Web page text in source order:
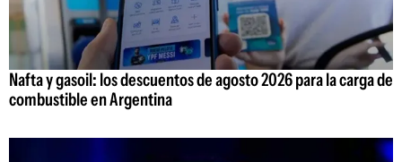
Nafta y gasoil: los descuentos de agosto 2026 para la carga de
combustible en Argentina